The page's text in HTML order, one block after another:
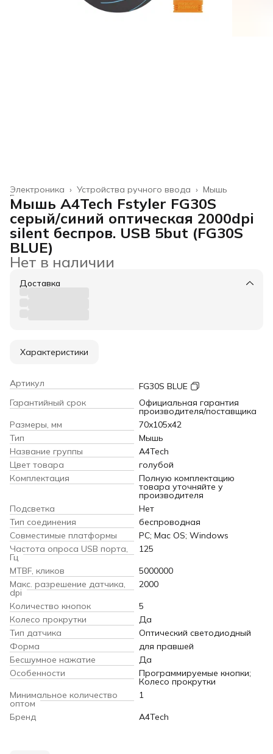
Мышь
Устройства ручного ввода ›
Электроника ›
Главная
Мышь A4Tech Fstyler FG30S
серый/синий оптическая 2000dpi
silent беспров. USB 5but (FG30S
BLUE)
Нет в наличии
Доставка
Характеристики
Артикул
FG30S BLUE
Гарантийный срок
Официальная гарантия
производителя/поставщика
Размеры, мм
70x105x42
Тип
Мышь
Название группы
A4Tech
Цвет товара
голубой
Комплектация
Полную комплектацию
товара уточняйте у
производителя
Подсветка
Нет
Тип соединения
беспроводная
Совместимые платформы
PC; Mac OS; Windows
Частота опроса USB порта,
Гц
125
MTBF, кликов
5000000
Макс. разрешение датчика,
dpi
2000
Количество кнопок
5
Колесо прокрутки
Да
Тип датчика
Оптический светодиодный
Форма
для правшей
Бесшумное нажатие
Да
Особенности
Программируемые кнопки;
Колесо прокрутки
Минимальное количество
оптом
1
Бренд
A4Tech